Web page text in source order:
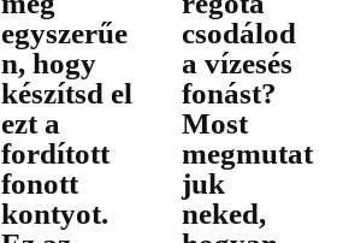
egyszerűe
n, hogy
készítsd el
ezt a
fordított
fonott
kontyot.
csodálod
a vízesés
fonást?
Most
megmutat
juk
neked,